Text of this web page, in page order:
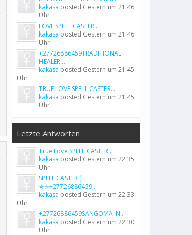
kakasa posted Gestern um 21:46
Uhr
LOVE SPELL CASTER...
kakasa posted Gestern um 21:46
Uhr
+27726886459TRADITIONAL
HEALER...
kakasa posted Gestern um 21:45
Uhr
TRUE LOVE SPELL CASTER...
kakasa posted Gestern um 21:45
Uhr
Letzte Antworten
True Love SPELL CASTER...
kakasa posted Gestern um 22:35
Uhr
SPELL CASTER ╬
✯✯+27726886459...
kakasa posted Gestern um 22:33
Uhr
+27726886459SANGOMA IN...
kakasa posted Gestern um 22:30
Uhr